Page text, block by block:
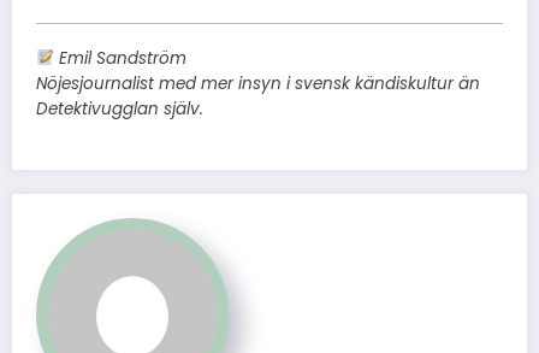
Emil Sandström
Nöjesjournalist med mer insyn i svensk kändiskultur än
Detektivugglan själv.